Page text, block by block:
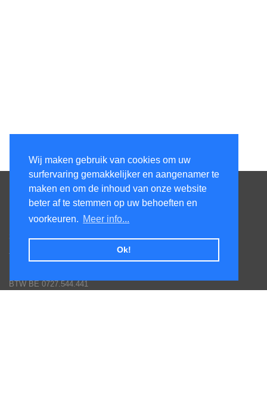
Wij maken gebruik van cookies om uw
surfervaring gemakkelijker en aangenamer te
maken en om de inhoud van onze website
beter af te stemmen op uw behoeften en
voorkeuren. Meer info...
Ok!
Contacteer ons
Honsdonkstraat 25A
3120 Tremelo
Tel. 016/60.93.00 - 0475/620.520
BTW BE 0727.544.441